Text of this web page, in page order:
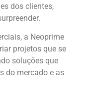
dos clientes,
a Neoprime
projetos que se
soluções que
do mercado e as